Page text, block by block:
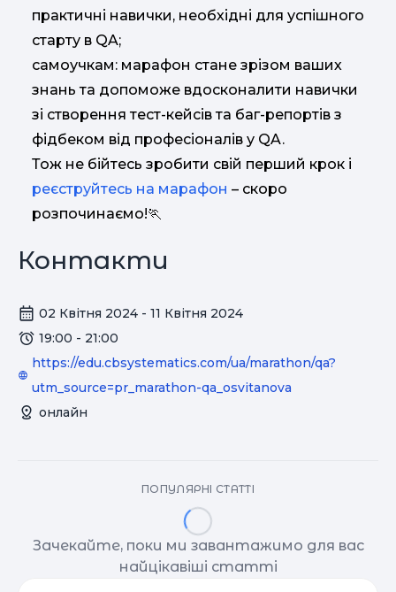
практичні навички, необхідні для успішного
старту в QA;
самоучкам: марафон стане зрізом ваших
знань та допоможе вдосконалити навички
зі створення тест-кейсів та баг-репортів з
фідбеком від професіоналів у QA.
Тож не бійтесь зробити свій перший крок і
реєструйтесь на марафон – скоро
розпочинаємо!🏃
Контакти
02 Квітня 2024 - 11 Квітня 2024
19:00 - 21:00
https://edu.cbsystematics.com/ua/marathon/qa?
utm_source=pr_marathon-qa_osvitanova
онлайн
ПОПУЛЯРНІ СТАТТІ
Зачекайте, поки ми завантажимо для вас
найцікавіші статті